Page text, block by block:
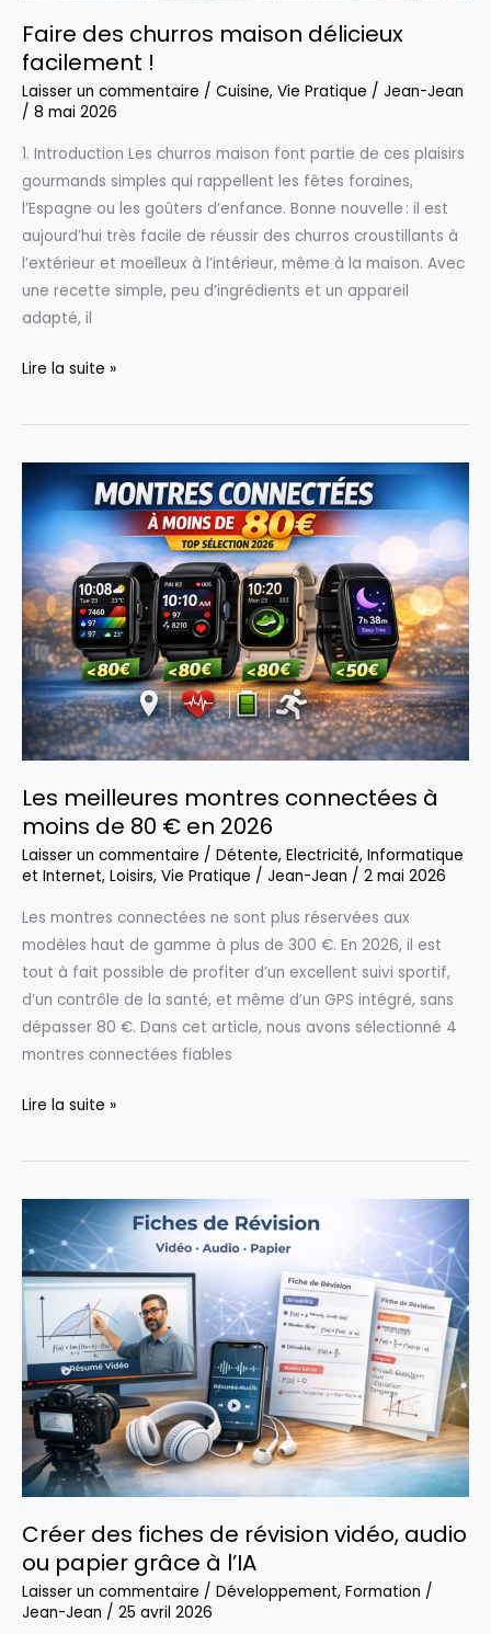
Faire des churros maison délicieux
facilement !
Laisser un commentaire / Cuisine, Vie Pratique / Jean-Jean
/ 8 mai 2026
1. Introduction Les churros maison font partie de ces plaisirs
gourmands simples qui rappellent les fêtes foraines,
l’Espagne ou les goûters d’enfance. Bonne nouvelle : il est
aujourd’hui très facile de réussir des churros croustillants à
l’extérieur et moelleux à l’intérieur, même à la maison. Avec
une recette simple, peu d’ingrédients et un appareil
adapté, il
Faire
churros
délicieux
facilement
Lire la suite »
Les meilleures montres connectées à
moins de 80 € en 2026
Laisser un commentaire / Détente, Electricité, Informatique
et Internet, Loisirs, Vie Pratique / Jean-Jean / 2 mai 2026
Les montres connectées ne sont plus réservées aux
modèles haut de gamme à plus de 300 €. En 2026, il est
tout à fait possible de profiter d’un excellent suivi sportif,
d’un contrôle de la santé, et même d’un GPS intégré, sans
dépasser 80 €. Dans cet article, nous avons sélectionné 4
montres connectées fiables
Les
montres
à
moins
de
80
en
2026
Lire la suite »
Créer des fiches de révision vidéo, audio
ou papier grâce à l’IA
Laisser un commentaire / Développement, Formation /
Jean-Jean / 25 avril 2026